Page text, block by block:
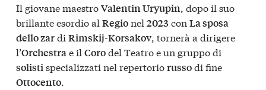
Il giovane maestroValentin Uryupin, dopo il suo
brillante esordio al Regionel 2023 con La sposa
dello zardi Rimskij-Korsakov, tornerà a dirigere
l’Orchestrae il Corodel Teatro e un gruppo di
solistispecializzati nel repertoriorussodi fine
Ottocento.